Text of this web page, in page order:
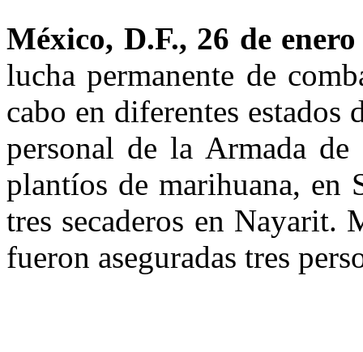
México, D.F., 26 de
lucha permanente de
cabo en diferentes estados
personal de la Armada
plantíos de marihuana, en
tres secaderos en Nayarit.
fueron aseguradas tres